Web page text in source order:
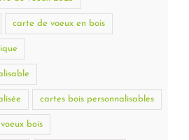
carte de voeux en bois
cartes bois personnalisables
bois